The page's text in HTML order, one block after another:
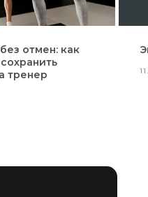
отмен: как
тренер